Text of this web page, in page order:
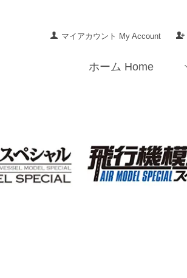
マイアカウント My Account
ホーム Home